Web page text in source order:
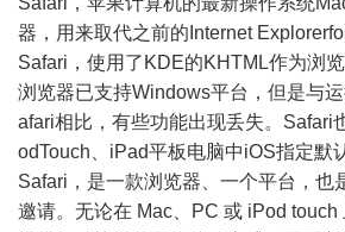
器，用来取代之前的Internet
Safari，使用了KDE的KHTML作为浏
浏览器已支持Windows平台，但是与
afari相比，有些功能出现丢失。Safari
odTouch、iPad平板电脑中iOS指定默
Safari，是一款浏览器、一个平台，也
邀请。无论在 Mac、PC 或 iPod touch